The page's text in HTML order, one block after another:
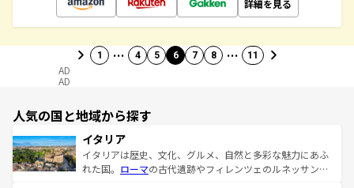
詳細を見る
1 … 4 5 6 7 8 … 11
AD
AD
人気の国と地域から探す
イタリア
イタリアは歴史、文化、グルメ、自然と多彩な魅力にあふ
れた国。 ローマの古代遺跡やフィレンツェのルネッサンス